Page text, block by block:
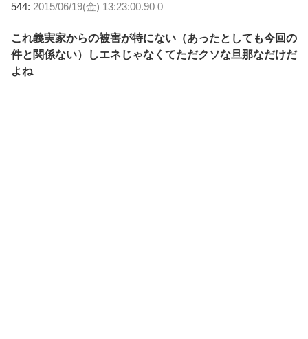
544: 2015/06/19(金) 13:23:00.90 0
これ義実家からの被害が特にない（あったとしても今回の
件と関係ない）しエネじゃなくてただクソな旦那なだけだ
よね